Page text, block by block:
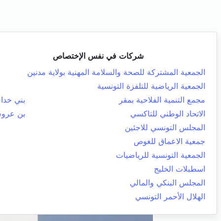
شركات في نفس الإختصاص
الجمعية المشتركة للصحة والسلامة المهنية بولاية مدنين
الجمعية الرياضية للتلفزة التونسية
مجمع التنمية الفلاحية بمقر
بني
الاتحاد الوطني للتاكسي
بن
المجلس التونسي للاجئين
جمعية الاعماق للغوص
الجمعية التونسية للرياضيات
اسطبلات الخليج
المجلس البنكي والمالي
الهلال الأحمر التونسي